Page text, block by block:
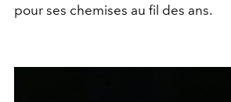
pour ses chemises au fil des ans.